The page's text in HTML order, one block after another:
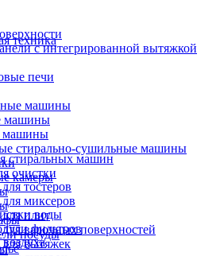
техника
с интегрированной вытяжкой
печи
машины
машины
машины
стирально-сушильные машины
камеры
посуды
воды
фильтров
тостеров
миксеров
плит
варочных поверхностей
вытяжек
стиральных машин
очистки